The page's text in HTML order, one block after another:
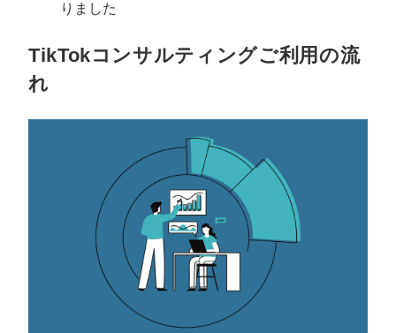
りました
TikTokコンサルティングご利用の流
れ